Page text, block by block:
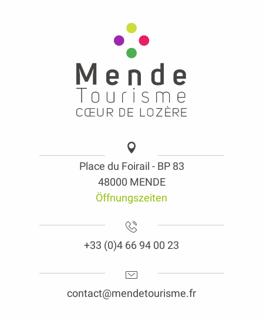
Place du Foirail - BP 83
48000 MENDE
Öffnungszeiten
+33 (0)4 66 94 00 23
contact@mendetourisme.fr